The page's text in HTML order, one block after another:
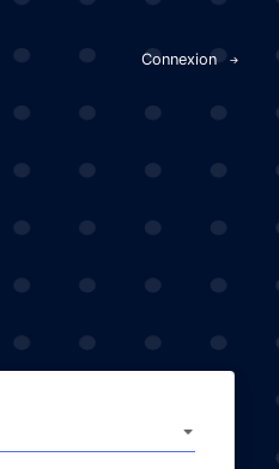
Connexion